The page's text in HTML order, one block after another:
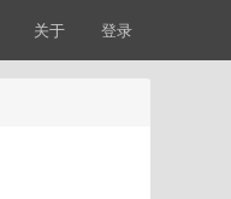
关于 登录